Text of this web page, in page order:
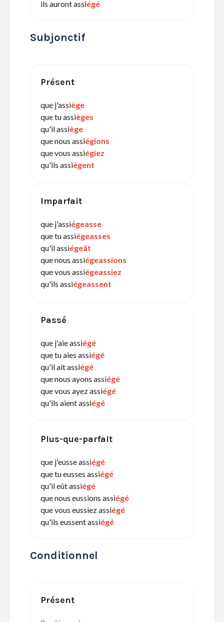
ils auront assiégé
Subjonctif
Présent
que j'assiège
que tu assièges
qu'il assiège
que nous assiégions
que vous assiégiez
qu'ils assiègent
Imparfait
que j'assiégeasse
que tu assiégeasses
qu'il assiégeât
que nous assiégeassions
que vous assiégeassiez
qu'ils assiégeassent
Passé
que j'aie assiégé
que tu aies assiégé
qu'il ait assiégé
que nous ayons assiégé
que vous ayez assiégé
qu'ils aient assiégé
Plus-que-parfait
que j'eusse assiégé
que tu eusses assiégé
qu'il eût assiégé
que nous eussions assiégé
que vous eussiez assiégé
qu'ils eussent assiégé
Conditionnel
Présent